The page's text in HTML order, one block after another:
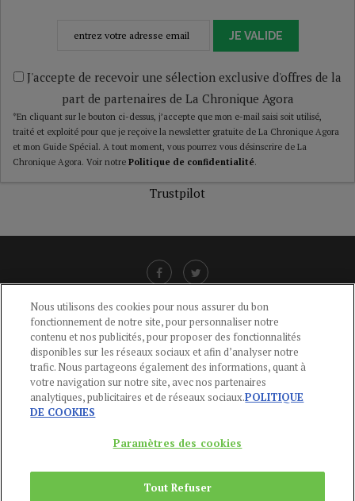
JE VALIDE
J'accepte de recevoir une sélection exclusive d'offres de la
part de partenaires de La Chronique Agora
*En cliquant sur le bouton ci-dessus, j’accepte que mon e-mail saisi soit utilisé,
traité et exploité pour que je reçoive la newsletter gratuite de La Chronique Agora
et mon Guide Spécial. A tout moment, vous pourrez vous désinscrire de La
Chronique Agora. Voir notre Politique de confidentialité.
Trustpilot
LIENS UTILES
CGU-POLITIQUE DE CONFIDENTIALITÉ -POLITIQUE DES COOKIES
MENTIONS LÉGALES -AIDE
CONTACT
Du Lundi au Vendredi, 9h-13h et 14h-17h
Nous utilisons des cookies pour nous assurer du bon
fonctionnement de notre site, pour personnaliser notre
contenu et nos publicités, pour proposer des fonctionnalités
disponibles sur les réseaux sociaux et afin d’analyser notre
trafic. Nous partageons également des informations, quant à
votre navigation sur notre site, avec nos partenaires
analytiques, publicitaires et de réseaux sociaux.POLITIQUE
DE COOKIES
Paramètres des cookies
Tout Refuser